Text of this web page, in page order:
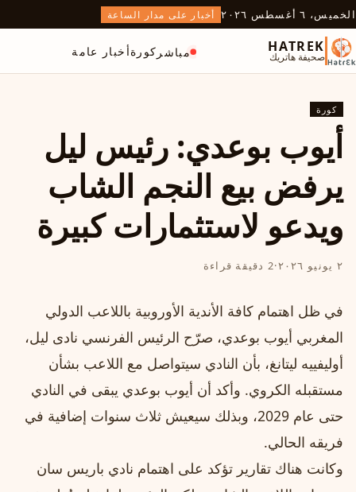
الخميس، ٦ أغسطس ٢٠٢٦ أخبار على مدار الساعة
HATREK
صحيفة هاتريك مباشر كورةأخبار عامة
كورة
أيوب بوعدي: رئيس ليل
يرفض بيع النجم الشاب
ويدعو لاستثمارات كبيرة
٢ يونيو ٢٠٢٦ ·2 دقيقة قراءة
في ظل اهتمام كافة الأندية الأوروبية باللاعب الدولي
المغربي أيوب بوعدي، صرّح الرئيس الفرنسي نادى ليل،
أوليفييه ليتانغ، بأن النادي سيتواصل مع اللاعب بشأن
مستقبله الكروي. وأكد أن أيوب بوعدي يبقى في النادي
حتى عام 2029، وبذلك سيعيش ثلاث سنوات إضافية في
فريقه الحالي.
وكانت هناك تقارير تؤكد على اهتمام نادي باريس سان